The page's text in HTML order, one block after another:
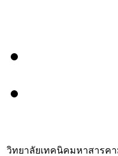
วิทยาลัยเทคนิคมหาสารคา